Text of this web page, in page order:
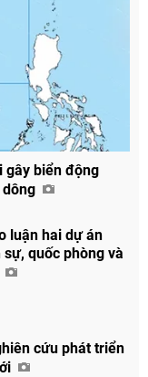
gây biển động
luận hai dự án
sự, quốc phòng và
cứu phát triển